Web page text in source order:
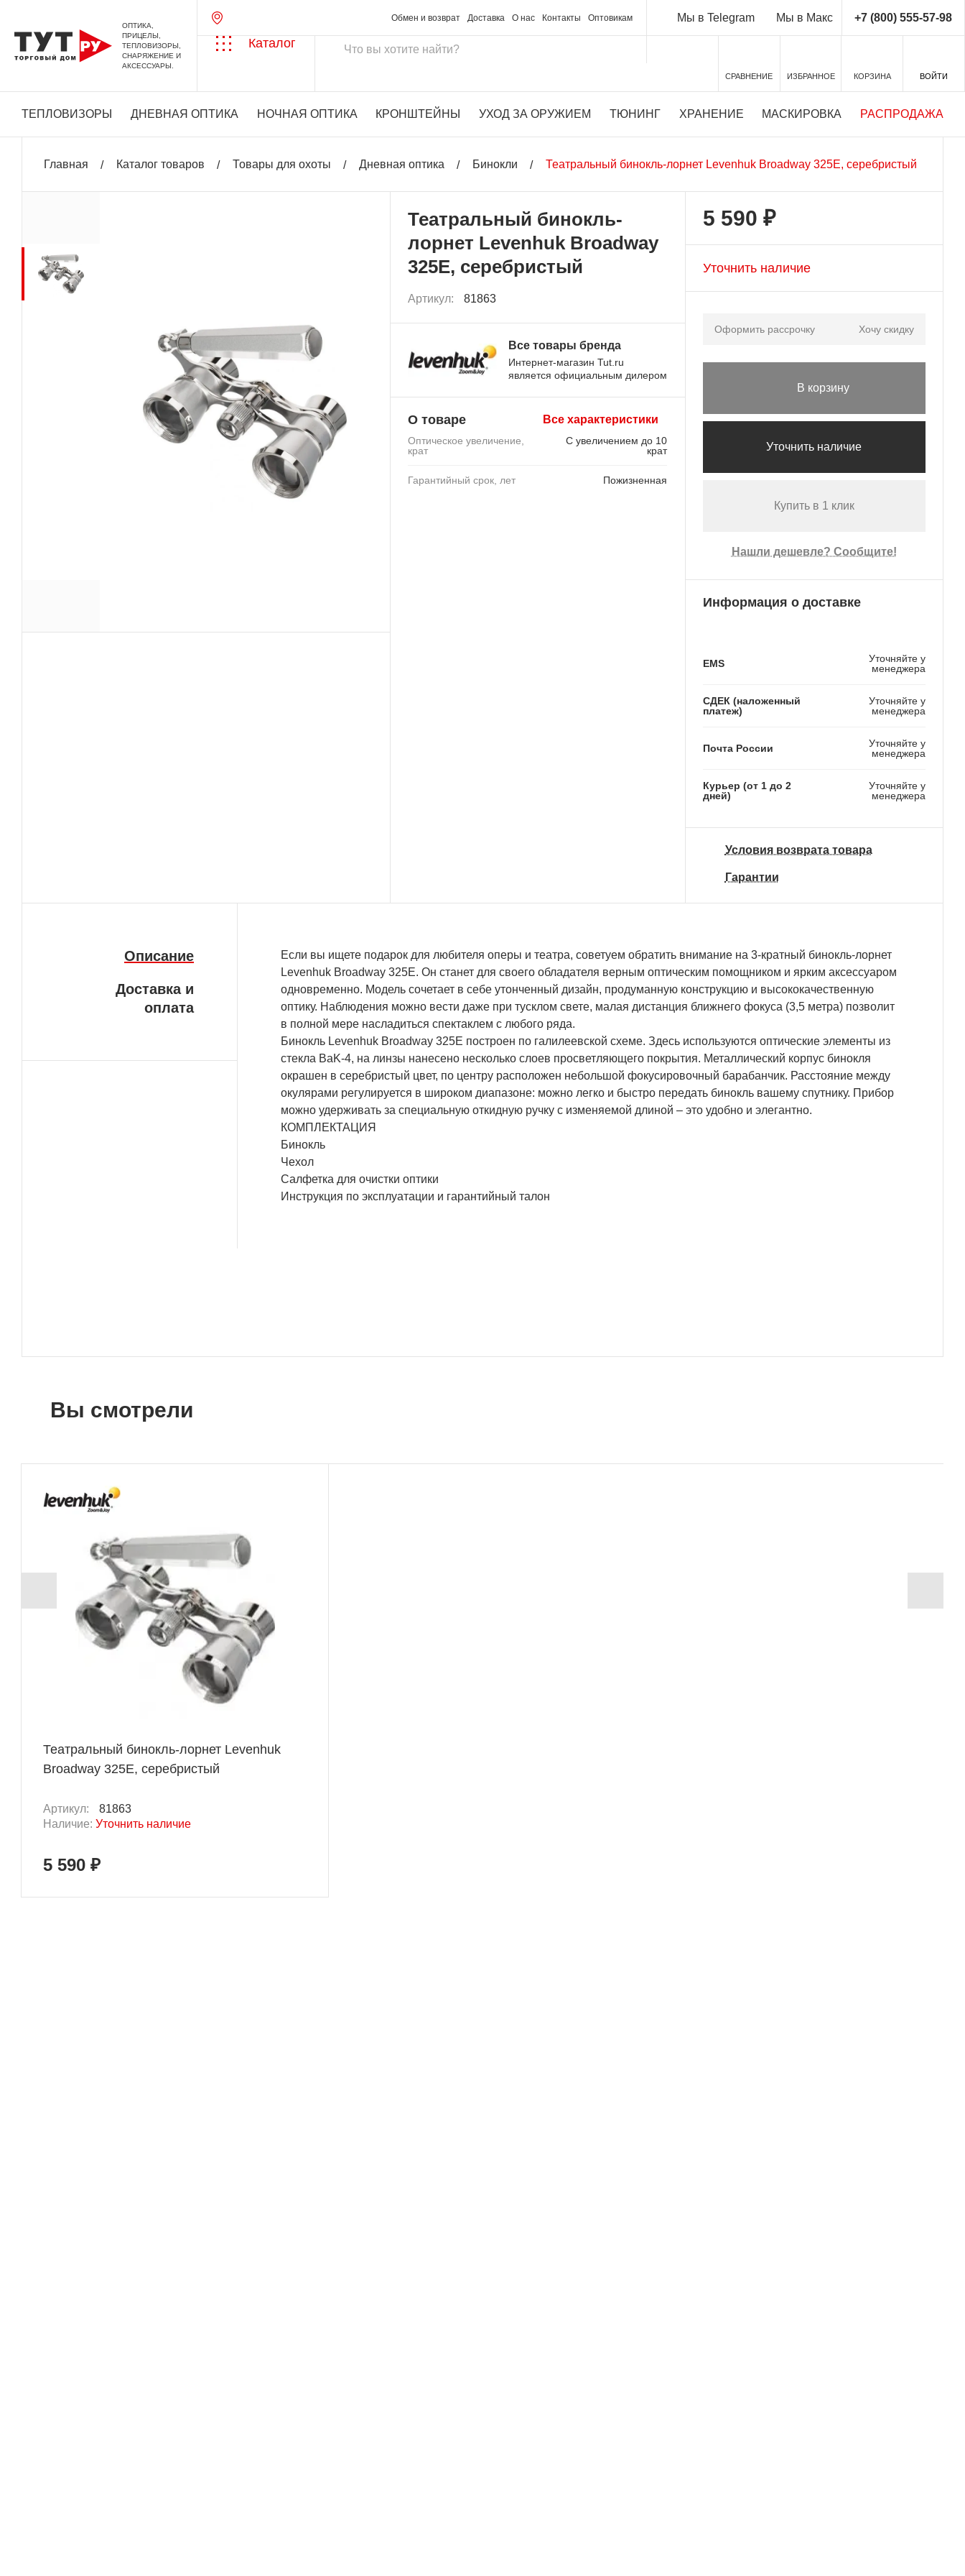
ОПТИКА,
ПРИЦЕЛЫ,
ТЕПЛОВИЗОРЫ,
СНАРЯЖЕНИЕ И
АКСЕССУАРЫ.
Обмен и возврат Доставка О нас Контакты Оптовикам Мы в Telegram Мы в Макс +7 (800) 555-57-98
Каталог
СРАВНЕНИЕ ИЗБРАННОЕ КОРЗИНА ВОЙТИ
ТЕПЛОВИЗОРЫ ДНЕВНАЯ ОПТИКА НОЧНАЯ ОПТИКА КРОНШТЕЙНЫ УХОД ЗА ОРУЖИЕМ ТЮНИНГ ХРАНЕНИЕ МАСКИРОВКА РАСПРОДАЖА
Главная Каталог товаров Товары для охоты Дневная оптика Бинокли Театральный бинокль-лорнет Levenhuk Broadway 325E, серебристый
Театральный бинокль-
лорнет Levenhuk Broadway
325E, серебристый
Артикул: 81863
Все товары бренда
Интернет-магазин Tut.ru
является официальным дилером
О товаре Все характеристики
Оптическое увеличение,
крат
С увеличением до 10
крат
Гарантийный срок, лет Пожизненная
5 590 ₽
Уточнить наличие
Оформить рассрочку Хочу скидку
В корзину
Уточнить наличие
Купить в 1 клик
Нашли дешевле? Сообщите!
Информация о доставке
EMS
Уточняйте у
менеджера
СДЕК (наложенный
платеж)
Уточняйте у
менеджера
Почта России
Уточняйте у
менеджера
Курьер (от 1 до 2
дней)
Уточняйте у
менеджера
Условия возврата товара
Гарантии
Описание
Доставка и
оплата
Если вы ищете подарок для любителя оперы и театра, советуем обратить внимание на 3-кратный бинокль-лорнет
Levenhuk Broadway 325E. Он станет для своего обладателя верным оптическим помощником и ярким аксессуаром
одновременно. Модель сочетает в себе утонченный дизайн, продуманную конструкцию и высококачественную
оптику. Наблюдения можно вести даже при тусклом свете, малая дистанция ближнего фокуса (3,5 метра) позволит
в полной мере насладиться спектаклем с любого ряда.
Бинокль Levenhuk Broadway 325E построен по галилеевской схеме. Здесь используются оптические элементы из
стекла BaK-4, на линзы нанесено несколько слоев просветляющего покрытия. Металлический корпус бинокля
окрашен в серебристый цвет, по центру расположен небольшой фокусировочный барабанчик. Расстояние между
окулярами регулируется в широком диапазоне: можно легко и быстро передать бинокль вашему спутнику. Прибор
можно удерживать за специальную откидную ручку с изменяемой длиной – это удобно и элегантно.
КОМПЛЕКТАЦИЯ
Бинокль
Чехол
Салфетка для очистки оптики
Инструкция по эксплуатации и гарантийный талон
Вы смотрели
Театральный бинокль-лорнет Levenhuk
Broadway 325E, серебристый
Артикул:
81863
Наличие: Уточнить наличие
5 590 ₽